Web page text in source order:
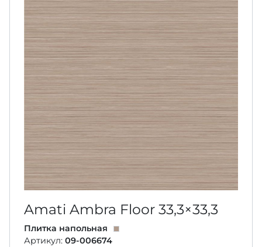
Amati Ambra Floor 33,3×33,3
Плитка напольная
Артикул: 09-006674